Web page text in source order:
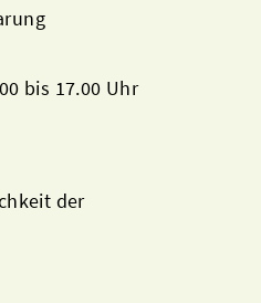
bis 17.00 Uhr
der